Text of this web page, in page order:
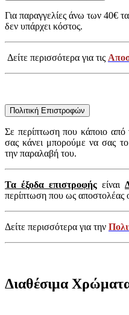
Για παραγγελίες άνω των 40€
δεν υπάρχει κόστος.
Δείτε περισσότερα για τις
Πολιτική Επιστροφών
Σε περίπτωση που κάποιο από
σας κάνει μπορούμε να σας
την παραλαβή του.
Τα έξοδα επιστροφής είναι
περίπτωση που ως αποστολέας
Δείτε περισσότερα για την
Διαθέσιμα